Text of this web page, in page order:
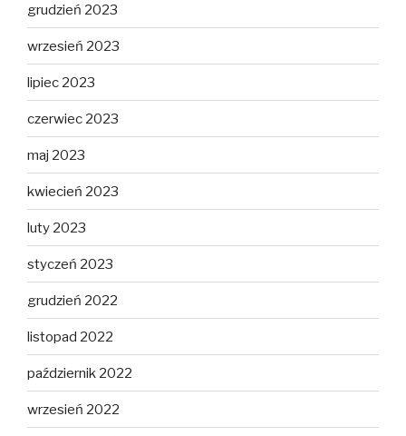
grudzień 2023
wrzesień 2023
lipiec 2023
czerwiec 2023
maj 2023
kwiecień 2023
luty 2023
styczeń 2023
grudzień 2022
listopad 2022
październik 2022
wrzesień 2022